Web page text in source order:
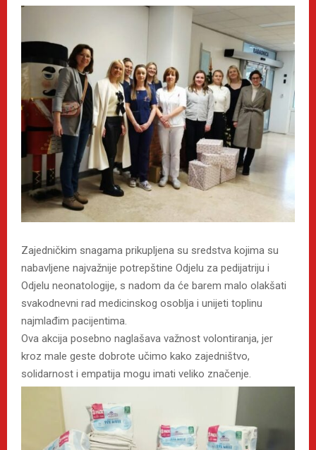
Zajedničkim snagama prikupljena su sredstva kojima su
nabavljene najvažnije potrepštine Odjelu za pedijatriju i
Odjelu neonatologije, s nadom da će barem malo olakšati
svakodnevni rad medicinskog osoblja i unijeti toplinu
najmlađim pacijentima.
Ova akcija posebno naglašava važnost volontiranja, jer
kroz male geste dobrote učimo kako zajedništvo,
solidarnost i empatija mogu imati veliko značenje.